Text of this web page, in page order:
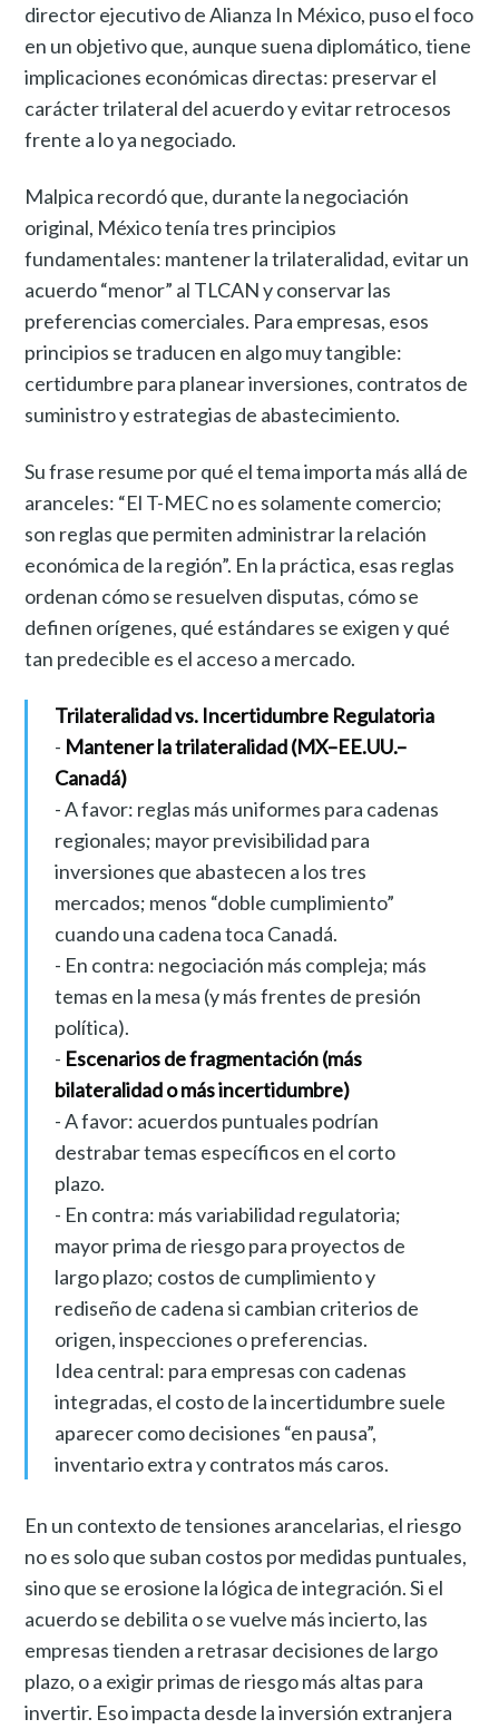
director ejecutivo de Alianza In México, puso el foco
en un objetivo que, aunque suena diplomático, tiene
implicaciones económicas directas: preservar el
carácter trilateral del acuerdo y evitar retrocesos
frente a lo ya negociado.
Malpica recordó que, durante la negociación
original, México tenía tres principios
fundamentales: mantener la trilateralidad, evitar un
acuerdo “menor” al TLCAN y conservar las
preferencias comerciales. Para empresas, esos
principios se traducen en algo muy tangible:
certidumbre para planear inversiones, contratos de
suministro y estrategias de abastecimiento.
Su frase resume por qué el tema importa más allá de
aranceles: “El T-MEC no es solamente comercio;
son reglas que permiten administrar la relación
económica de la región”. En la práctica, esas reglas
ordenan cómo se resuelven disputas, cómo se
definen orígenes, qué estándares se exigen y qué
tan predecible es el acceso a mercado.
Trilateralidad vs. Incertidumbre Regulatoria
- Mantener la trilateralidad (MX–EE.UU.–
Canadá)
- A favor: reglas más uniformes para cadenas
regionales; mayor previsibilidad para
inversiones que abastecen a los tres
mercados; menos “doble cumplimiento”
cuando una cadena toca Canadá.
- En contra: negociación más compleja; más
temas en la mesa (y más frentes de presión
política).
- Escenarios de fragmentación (más
bilateralidad o más incertidumbre)
- A favor: acuerdos puntuales podrían
destrabar temas específicos en el corto
plazo.
- En contra: más variabilidad regulatoria;
mayor prima de riesgo para proyectos de
largo plazo; costos de cumplimiento y
rediseño de cadena si cambian criterios de
origen, inspecciones o preferencias.
Idea central: para empresas con cadenas
integradas, el costo de la incertidumbre suele
aparecer como decisiones “en pausa”,
inventario extra y contratos más caros.
En un contexto de tensiones arancelarias, el riesgo
no es solo que suban costos por medidas puntuales,
sino que se erosione la lógica de integración. Si el
acuerdo se debilita o se vuelve más incierto, las
empresas tienden a retrasar decisiones de largo
plazo, o a exigir primas de riesgo más altas para
invertir. Eso impacta desde la inversión extranjera